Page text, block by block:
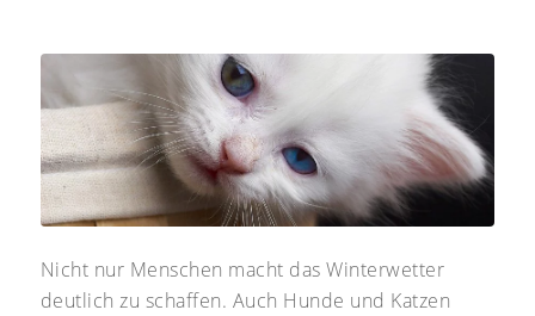
Nicht nur Menschen macht das Winterwetter
deutlich zu schaffen. Auch Hunde und Katzen